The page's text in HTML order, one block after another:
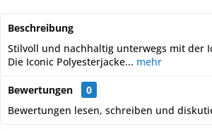
Beschreibung
Stilvoll und nachhaltig unterwegs mit der
Die Iconic Polyesterjacke... mehr
Bewertungen
0
Bewertungen lesen, schreiben und